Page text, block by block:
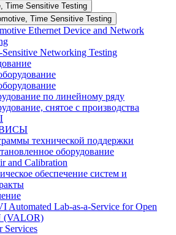
Time Sensitive Testing
Time Sensitive Testing
Ethernet Device and Network
Sensitive Networking Testing
по линейному ряду
снятое с производства
технической поддержки
оборудование
and Calibration
обеспечение систем и
Automated Lab-as-a-Service for Open
(VALOR)
Services